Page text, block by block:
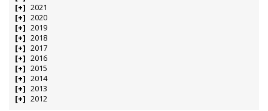
2021
2020
2019
2018
2017
2016
2015
2014
2013
2012